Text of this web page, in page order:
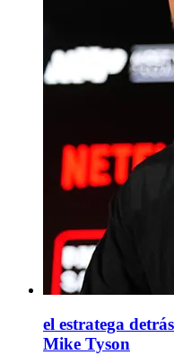
el estratega
Mike Tyson